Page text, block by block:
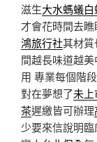
滋生大水螞蟻白
才會花時間去
鴻旅行社其材
間越長味道越
用 專業每個階
對在夢想了未上
茶遲繳皆可辦理
少要來信說明